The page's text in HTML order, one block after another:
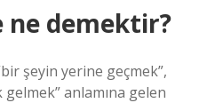
ne demektir?
şeyin yerine geçmek”,
gelmek” anlamına gelen